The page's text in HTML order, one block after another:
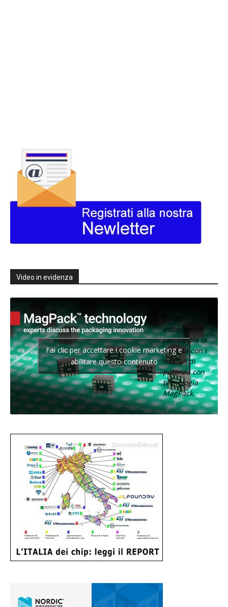
Video in evidenza
Texas
Instruments
raddoppia la
densità con i
moduli di
potenza con
tecnologia
MagPack.
Fai clic per accettare i cookie marketing e
abilitare questo contenuto